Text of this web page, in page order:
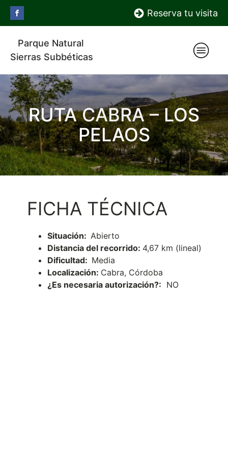
Reserva tu visita
Parque Natural
Sierras Subbéticas
RUTA CABRA – LOS
PELAOS
FICHA TÉCNICA
Situación: Abierto
Distancia del recorrido: 4,67 km (lineal)
Dificultad: Media
Localización: Cabra, Córdoba
¿Es necesaria autorización?: NO